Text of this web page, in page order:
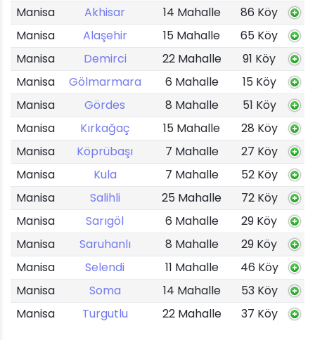
Manisa
Akhisar 14 Mahalle
86 Köy
Manisa
Alaşehir 15 Mahalle
65 Köy
Manisa
Demirci 22 Mahalle
91 Köy
Manisa
Gölmarmara 6 Mahalle
15 Köy
Manisa
Gördes 8 Mahalle
51 Köy
Manisa
Kırkağaç 15 Mahalle
28 Köy
Manisa
Köprübaşı 7 Mahalle
27 Köy
Manisa
Kula 7 Mahalle
52 Köy
Manisa
Salihli 25 Mahalle
72 Köy
Manisa
Sarıgöl 6 Mahalle
29 Köy
Manisa
Saruhanlı 8 Mahalle
29 Köy
Manisa
Selendi 11 Mahalle
46 Köy
Manisa
Soma 14 Mahalle
53 Köy
Manisa
Turgutlu 22 Mahalle 37 Köy